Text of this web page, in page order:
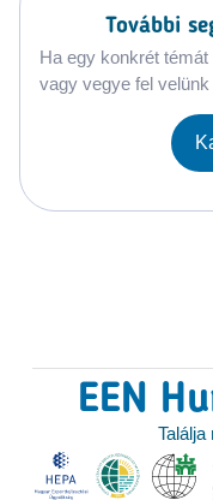
További
Ha egy konkrét
vagy vegye fel velünk
EEN
Találja